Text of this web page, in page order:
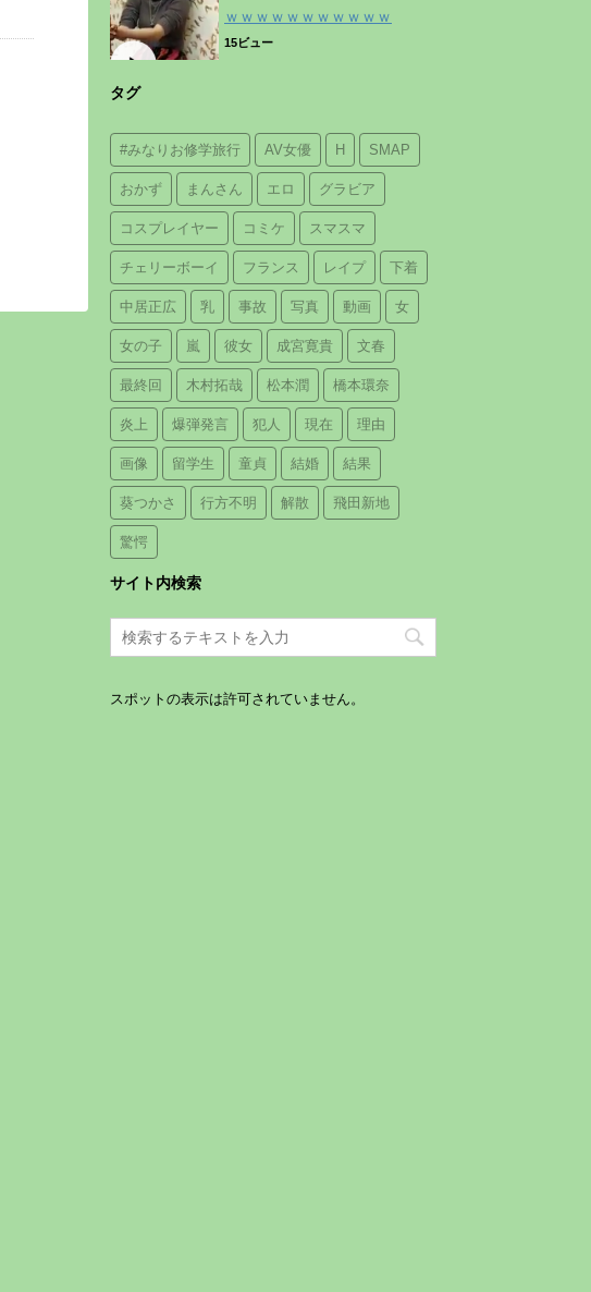
ｗｗｗｗｗｗｗｗｗｗｗ
15ビュー
タグ
#みなりお修学旅行 AV女優 H SMAP
おかず まんさん エロ グラビア
コスプレイヤー コミケ スマスマ
チェリーボーイ フランス レイプ 下着
中居正広 乳 事故 写真 動画 女
女の子 嵐 彼女 成宮寛貴 文春
最終回 木村拓哉 松本潤 橋本環奈
炎上 爆弾発言 犯人 現在 理由
画像 留学生 童貞 結婚 結果
葵つかさ 行方不明 解散 飛田新地
驚愕
サイト内検索